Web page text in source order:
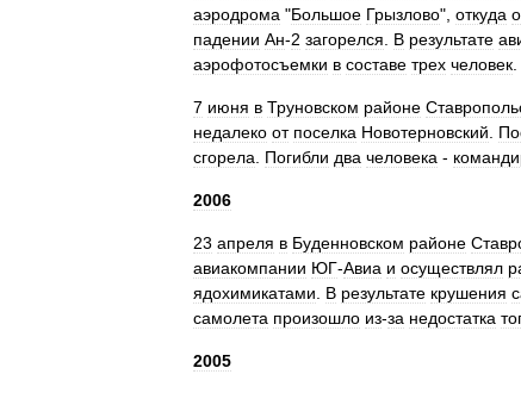
аэродрома "Большое Грызлово", откуда
падении Ан-2 загорелся В результате
аэрофотосъемки в составе трех человек
7 июня в Труновском районе
недалеко от поселка Новотерновский
сгорела
Погибли два человека -
2006
23 апреля в Буденновском районе
авиакомпании ЮГ-Авиа и осуществлял
ядохимикатами
В результате крушения
самолета произошло из-за недостатка
2005